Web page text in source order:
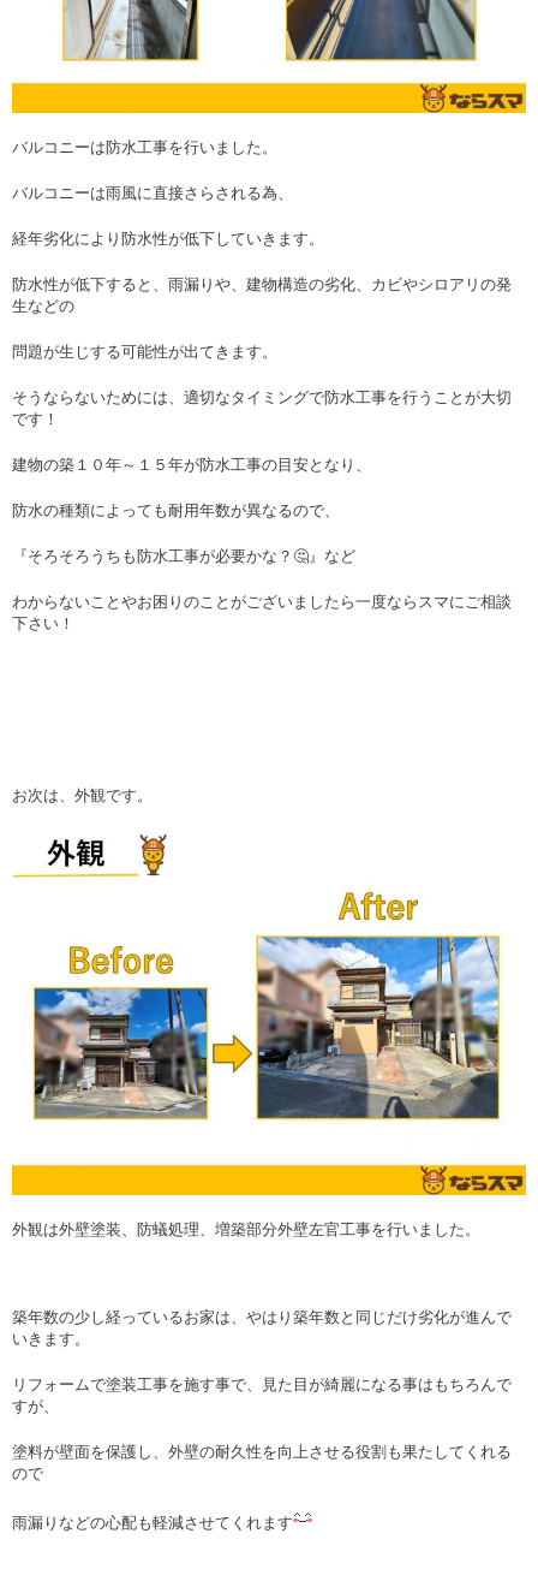
バルコニーは防水工事を行いました。
バルコニーは雨風に直接さらされる為、
経年劣化により防水性が低下していきます。
防水性が低下すると、雨漏りや、建物構造の劣化、カビやシロアリの発
生などの
問題が生じする可能性が出てきます。
そうならないためには、適切なタイミングで防水工事を行うことが大切
です！
建物の築１０年～１５年が防水工事の目安となり、
防水の種類によっても耐用年数が異なるので、
『そろそろうちも防水工事が必要かな？🤔』など
わからないことやお困りのことがございましたら一度ならスマにご相談
下さい！
お次は、外観です。
外観は外壁塗装、防蟻処理、増築部分外壁左官工事を行いました。
築年数の少し経っているお家は、やはり築年数と同じだけ劣化が進んで
いきます。
リフォームで塗装工事を施す事で、見た目が綺麗になる事はもちろんで
すが、
塗料が壁面を保護し、外壁の耐久性を向上させる役割も果たしてくれる
ので
雨漏りなどの心配も軽減させてくれます